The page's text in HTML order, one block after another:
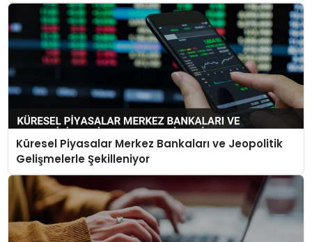
Küresel Piyasalar Merkez Bankaları ve Jeopolitik
Gelişmelerle Şekilleniyor